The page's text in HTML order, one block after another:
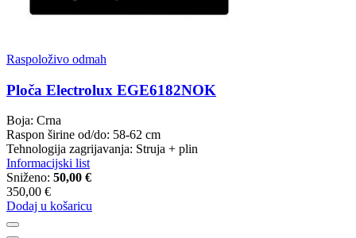
Raspoloživo odmah
Ploča Electrolux EGE6182NOK
Boja: Crna
Raspon širine od/do: 58-62 cm
Tehnologija zagrijavanja: Struja + plin
Informacijski list
Sniženo: 50,00 €
350,00 €
Dodaj u košaricu